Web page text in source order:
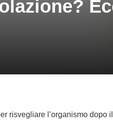
risvegliare l’organismo dopo il